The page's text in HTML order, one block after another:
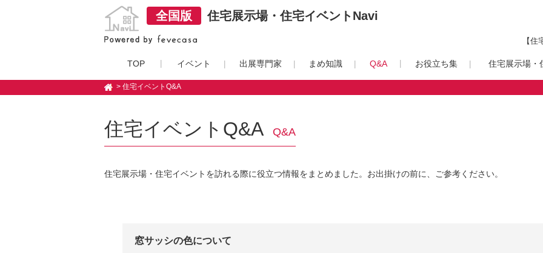
全国版 住宅展示場・住宅イベントNavi
【
TOP イベント 出展専門家 まめ知識 Q&A お役立ち集 住宅展示場・
> 住宅イベントQ&A
住宅イベントQ&A Q&A
住宅展示場・住宅イベントを訪れる際に役立つ情報をまとめました。お出掛けの前に、ご参考ください。
窓サッシの色について